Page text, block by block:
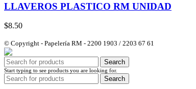
LLAVEROS PLASTICO RM UNIDAD
$8.50
© Copyright - Papelería RM - 2200 1903 / 2203 67 61
Search
Start typing to see products you are looking for.
Search